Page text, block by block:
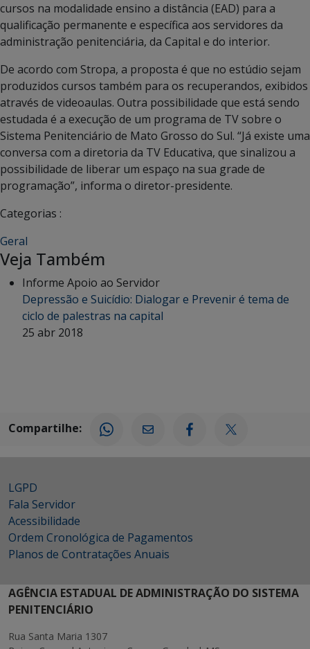
cursos na modalidade ensino a distância (EAD) para a
qualificação permanente e específica aos servidores da
administração penitenciária, da Capital e do interior.
De acordo com Stropa, a proposta é que no estúdio sejam
produzidos cursos também para os recuperandos, exibidos
através de videoaulas. Outra possibilidade que está sendo
estudada é a execução de um programa de TV sobre o
Sistema Penitenciário de Mato Grosso do Sul. “Já existe uma
conversa com a diretoria da TV Educativa, que sinalizou a
possibilidade de liberar um espaço na sua grade de
programação”, informa o diretor-presidente.
Categorias :
Geral
Veja Também
Informe Apoio ao Servidor
Depressão e Suicídio: Dialogar e Prevenir é tema de
ciclo de palestras na capital
25 abr 2018
Compartilhe:
LGPD
Fala Servidor
Acessibilidade
Ordem Cronológica de Pagamentos
Planos de Contratações Anuais
AGÊNCIA ESTADUAL DE ADMINISTRAÇÃO DO SISTEMA
PENITENCIÁRIO
Rua Santa Maria 1307